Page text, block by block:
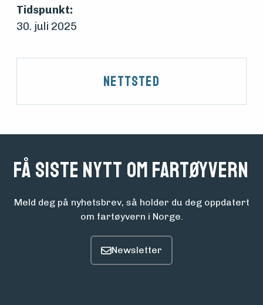
Tidspunkt:
30. juli 2025
Nettsted
Få siste nytt om fartøyvern
Meld deg på nyhetsbrev, så holder du deg oppdatert
om fartøyvern i Norge.